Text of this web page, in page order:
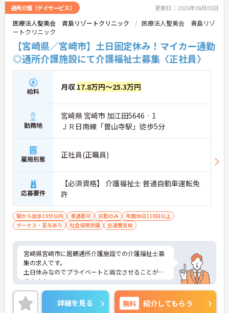
らのびのびと働ける風通しの良い職場です。階層別
研修や資格取得支援制度が整っているため有資格者
の方がこれまでのご経験を活かしながら将来の管理
職やスペシャリストへと着実にキャリアアップを目
指せるやりがいのある環境です。
★おすすめPOINT★
【ワークライフバランスの充実】
・夜勤なしの日勤のみで年間休日119日を確保 ・リ
フレッシュ休暇やこども休暇など特別休暇が充実
・産休育休や産後パパ育休制度など子育て支援体制
【安心の高待遇と福利厚生】
・処遇改善手当を毎月および半期末手当として全額
・結婚・出生・入学のお祝い金やヘルスチェック補
助など独自の福利厚生制度を用意
【資格を活かせるキャリアアップ環境】
・公的資格取得や自己啓発支援制度を活用しスキル
アップが可能
・管理職や他職種への転換など多彩なキャリアプラ
ンを用意
・髪色やネイルなどが自由で個性を大切にできる社
風
通所介護（デイサービス） 更新日：2026年08月05日
医療法人聖美会 青島リゾートクリニック
医療法人聖美会 青島リゾ
ートクリニック
【宮崎県／宮崎市】土日固定休み！マイカー通勤
◎通所介護施設にて介護福祉士募集〈正社員〉
給料 月収 17.8万円～25.3万円
勤務地
宮崎県 宮崎市 加江田5646‐1
ＪＲ日南線「曽山寺駅」徒歩5分
雇用形態 正社員(正職員)
応募要件
【必須資格】 介護福祉士 普通自動車運転免
許
駅から徒歩10分以内 車通勤可 日勤のみ
年間休日110日以上
ボーナス・賞与あり
社会保険完備 交通費支給
宮崎県宮崎市に居鶴通所介護施設での介護福祉士募
集の求人です。
土日休みなのでプライベートと両立させることがで
きます！
17時まで勤務で残業なしなので、働きやすい環境が
整っています♪
ご興味のある方はご面接のポイントをお伝えします
詳細を見る 無料 紹介してもらう